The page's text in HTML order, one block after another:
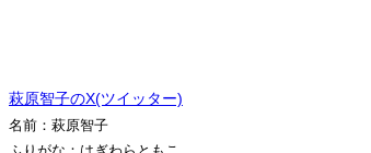
萩原智子のX(ツイッター)
名前：萩原智子